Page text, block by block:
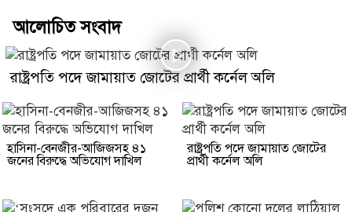
আলোচিত সংবাদ
রাষ্ট্রপতি পদে জামায়াত জোটের প্রার্থী কর্নেল অলি
হাসিনা-বেনজীর-আজিজসহ ৪১
জনের বিরুদ্ধে অভিযোগ দাখিল
রাষ্ট্রপতি পদে জামায়াত জোটের
প্রার্থী কর্নেল অলি